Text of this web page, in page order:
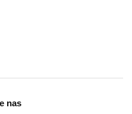
nas